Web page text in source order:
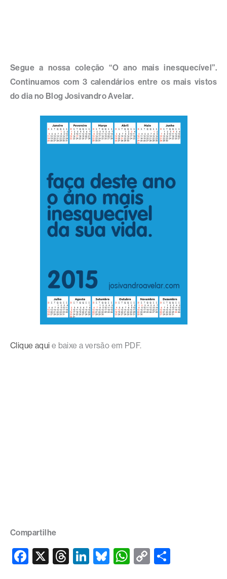
Segue a nossa coleção “O ano mais inesquecível”.
Continuamos com 3 calendários entre os mais vistos
do dia no Blog Josivandro Avelar.
Clique aqui e baixe a versão em PDF.
Compartilhe
F
X
T
Li
Bl
W
C